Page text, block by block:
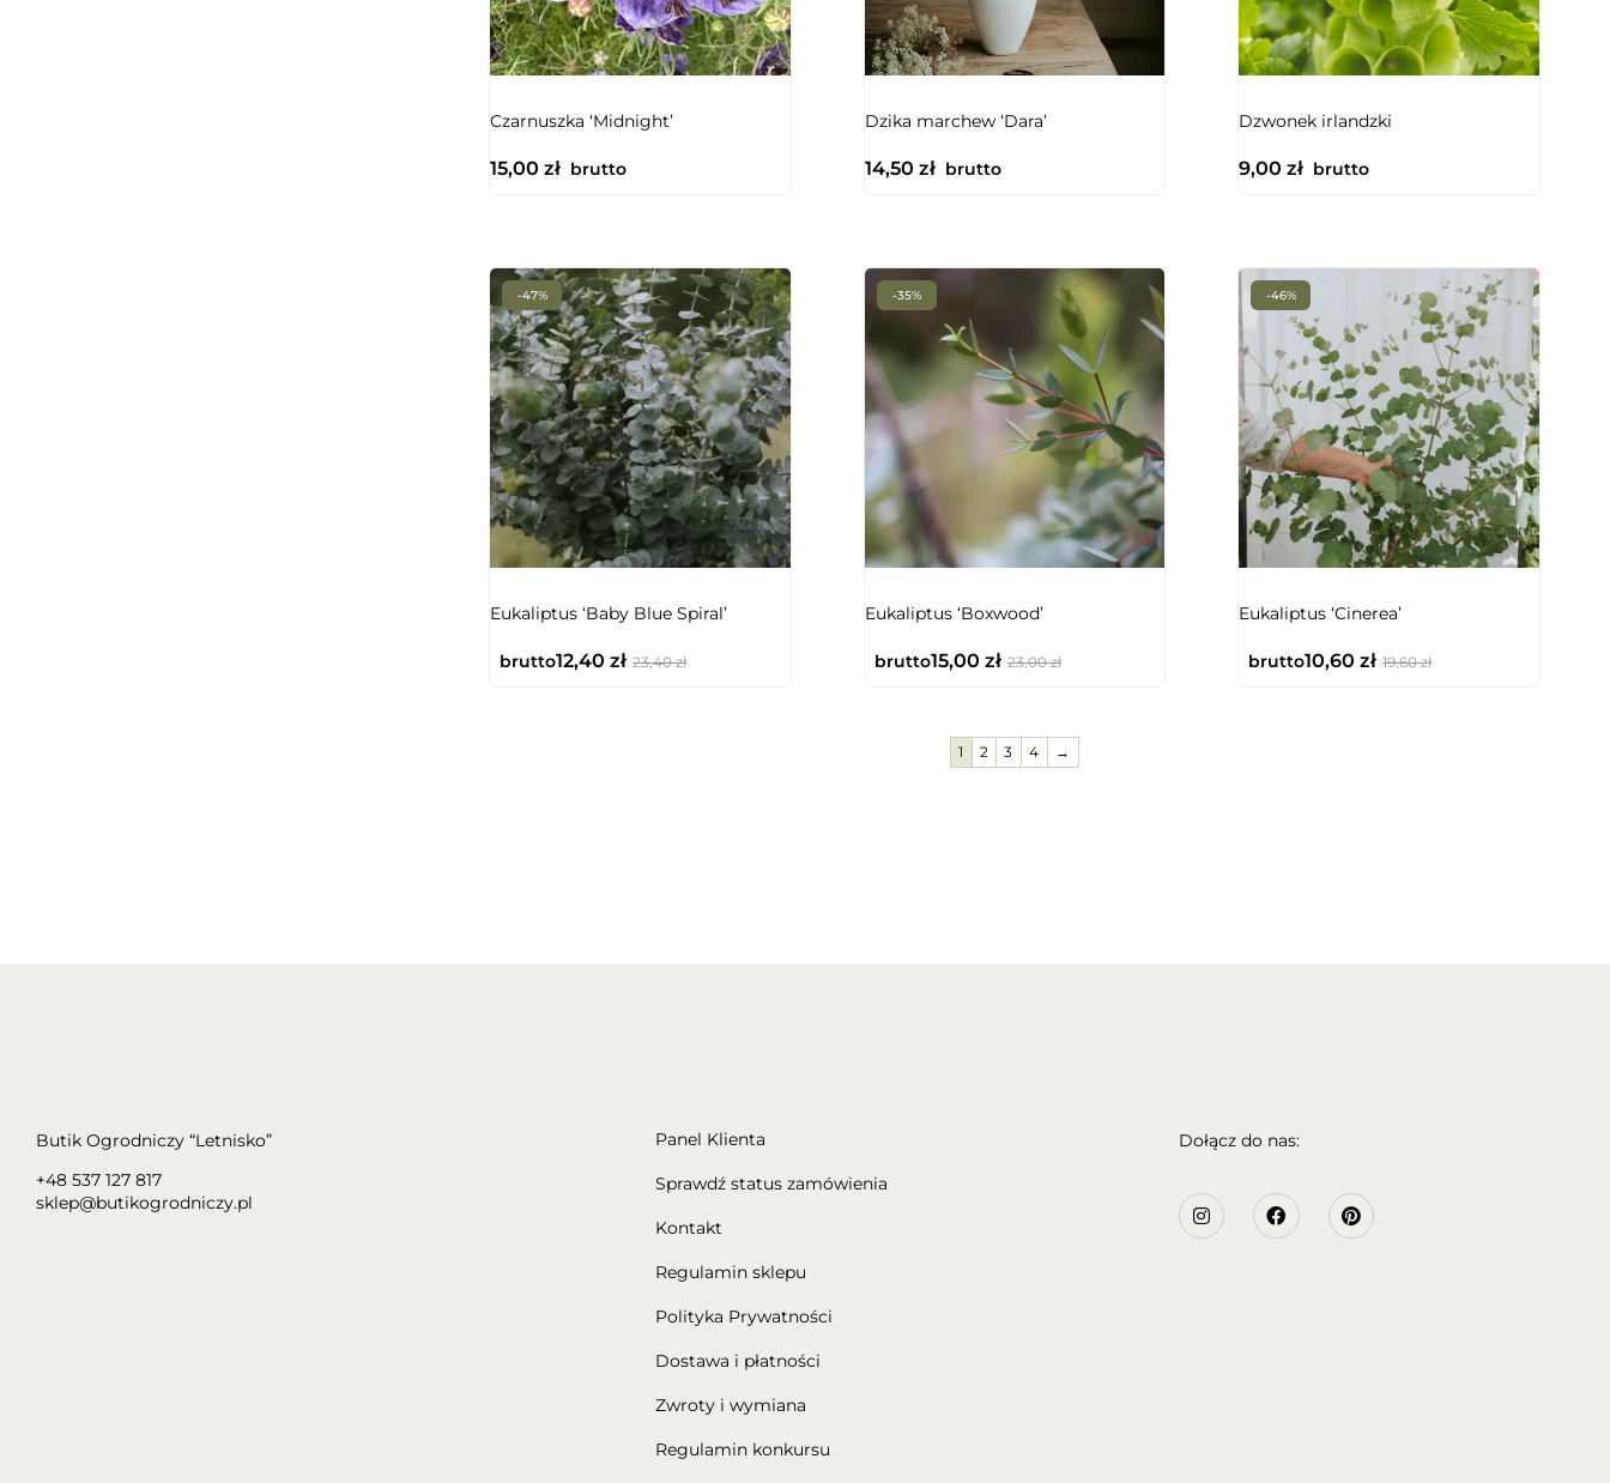
Czarnuszka ‘Midnight’
15,00 zł brutto
Dzika marchew ‘Dara’
14,50 złbrutto
Dzwonek irlandzki
9,00zł brutto
-47%
Eukaliptus ‘Baby Blue Spiral’
23,40zł
12,40 zł
brutto
-35%
Eukaliptus ‘Boxwood’
23,00zł
15,00 zł
brutto
-46%
Eukaliptus ‘Cinerea’
19,60zł
10,60zł
brutto
1 2 3 4 →
Butik Ogrodniczy “Letnisko”
+48 537 127 817
sklep@butikogrodniczy.pl
Panel Klienta
Sprawdź status zamówienia
Kontakt
Regulamin sklepu
Polityka Prywatności
Dostawa i płatności
Zwroty i wymiana
Regulamin konkursu
Dołącz do nas: